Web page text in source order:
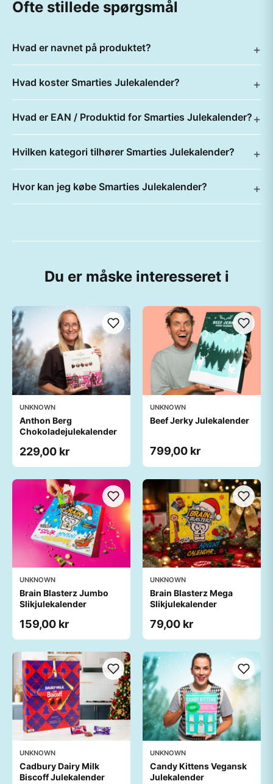
Ofte stillede spørgsmål
Hvad er navnet på produktet?
Hvad koster Smarties Julekalender?
Hvad er EAN / Produktid for Smarties Julekalender?
Hvilken kategori tilhører Smarties Julekalender?
Hvor kan jeg købe Smarties Julekalender?
Du er måske interesseret i
UNKNOWN
Anthon Berg
Chokoladejulekalender
229,00 kr
UNKNOWN
Beef Jerky Julekalender
799,00 kr
UNKNOWN
Brain Blasterz Jumbo
Slikjulekalender
159,00 kr
UNKNOWN
Brain Blasterz Mega
Slikjulekalender
79,00 kr
UNKNOWN
Cadbury Dairy Milk
Biscoff Julekalender
UNKNOWN
Candy Kittens Vegansk
Julekalender